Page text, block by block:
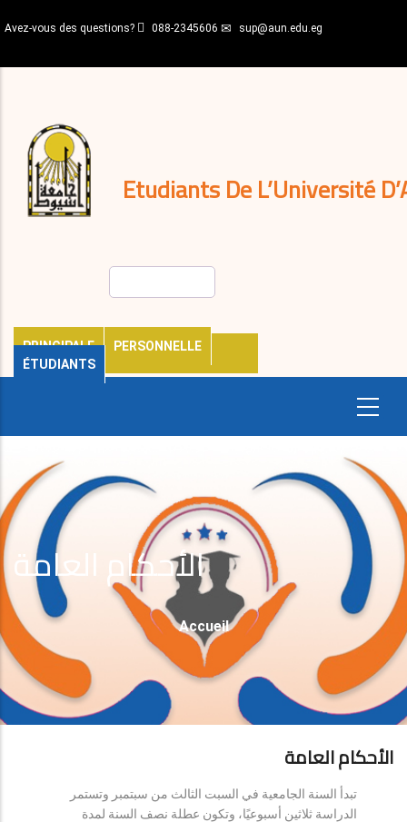
au
principal
Avez-vous des questions? 088-2345606 sup@aun.edu.eg
Etudiants De L’Université
PRINCIPALE
PERSONNELLE
ÉTUDIANTS
décisions
Expatriés
Journal
الأحكام العامة
Fil
D'Ariane
Accueil
الأحكام العامة
تبدأ السنة الجامعية في السبت الثالث من سبتمبر وتستمر
الدراسة ثلاثين أسبوعيًا، وتكون عطلة نصف السنة لمدة